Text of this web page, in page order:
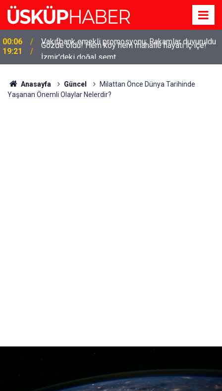
19:21
Gözde oldu! Hem köy hem mahalle hayatı iç içe!
İzmir'deki doğal semt
Anasayfa Güncel
Milattan Önce Dünya Tarihinde
Yaşanan Önemli Olaylar Nelerdir?